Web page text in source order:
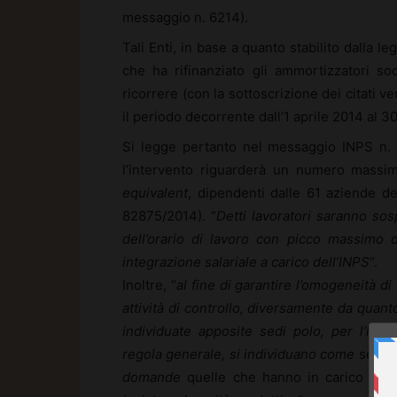
messaggio n. 6214).
Tali Enti, in base a quanto stabilito dalla
che ha rifinanziato gli ammortizzatori
ricorrere (con la sottoscrizione dei citati
il periodo decorrente dall’1 aprile 2014 al
Si legge pertanto nel messaggio INPS
l’intervento riguarderà un numero
equivalent , dipendenti dalle 61 aziende
82875/2014). “ Detti lavoratori saranno
dell’orario di lavoro con picco massimo
integrazione salariale a carico dell’INPS“.
Inoltre, “ al fine di garantire l’omogeneità
attività di controllo, diversamente da
individuate apposite sedi polo, per
regola generale, si individuano come sedi
domande quelle che hanno in carico la